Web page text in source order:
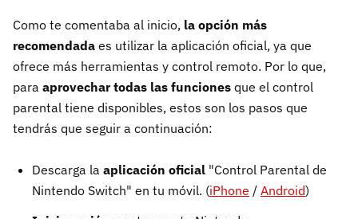
Como te comentaba al inicio, la opción más
recomendada es utilizar la aplicación oficial, ya que
ofrece más herramientas y control remoto. Por lo que,
para aprovechar todas las funciones que el control
parental tiene disponibles, estos son los pasos que
tendrás que seguir a continuación:
Descarga la aplicación oficial "Control Parental de
Nintendo Switch" en tu móvil. (iPhone / Android)